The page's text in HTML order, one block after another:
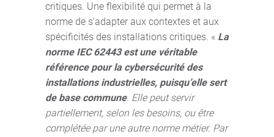
critiques. Une flexibilité qui permet à la
norme de s’adapter aux contextes et aux
spécificités des installations critiques. « La
norme IEC 62443 est une véritable
référence pour la cybersécurité des
installations industrielles, puisqu’elle sert
de base commune. Elle peut servir
partiellement, selon les besoins, ou être
complétée par une autre norme métier. Par